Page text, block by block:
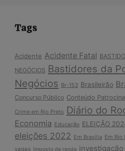
Tags
Acidente Acidente Fatal
NEGÓCIOS Bastidores da
Negócios Br-153 Brasileirão
Concurso Público Conteúdo
Crime em Rio Preto Diário do
Economia Educação ELEIÇÃO
eleições 2022 Em Brasília Em Rio
vagas
Imposto de renda investigação